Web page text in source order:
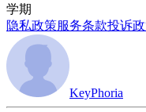
学期
隐私政策服务条款投诉
KeyPhoria